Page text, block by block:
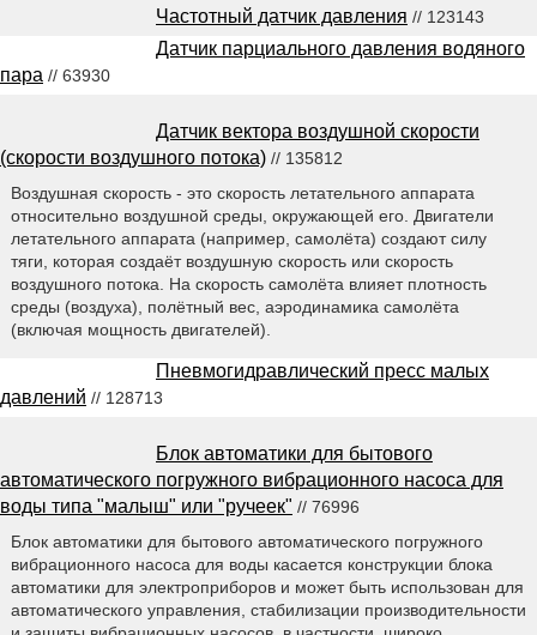
Частотный датчик давления // 123143
Датчик парциального давления водяного
пара // 63930
Датчик вектора воздушной скорости
(скорости воздушного потока) // 135812
Воздушная скорость - это скорость летательного аппарата
относительно воздушной среды, окружающей его. Двигатели
летательного аппарата (например, самолёта) создают силу
тяги, которая создаёт воздушную скорость или скорость
воздушного потока. На скорость самолёта влияет плотность
среды (воздуха), полётный вес, аэродинамика самолёта
(включая мощность двигателей).
Пневмогидравлический пресс малых
давлений // 128713
Блок автоматики для бытового
автоматического погружного вибрационного насоса для
воды типа "малыш" или "ручеек" // 76996
Блок автоматики для бытового автоматического погружного
вибрационного насоса для воды касается конструкции блока
автоматики для электроприборов и может быть использован для
автоматического управления, стабилизации производительности